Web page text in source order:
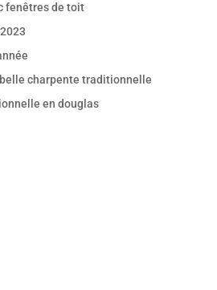
fenêtres de toit
charpente traditionnelle
en douglas